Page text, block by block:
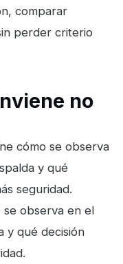
comparar
perder criterio
no
cómo se observa
y qué
seguridad.
se observa en el
y qué decisión